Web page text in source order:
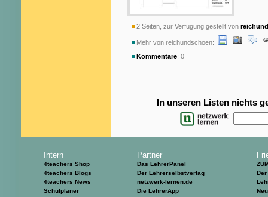
2 Seiten, zur Verfügung gestellt von
Mehr von reichundschoen:
Kommentare: 0
In unseren Listen nichts
Intern
4teachers Shop
4teachers Blogs
4teachers News
Schulplaner
Partner
Das LehrerPanel
Der Lehrerselbstverlag
netzwerk-lernen.de
Die LehrerApp